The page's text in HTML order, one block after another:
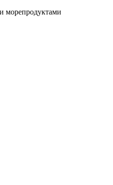
морепродуктами